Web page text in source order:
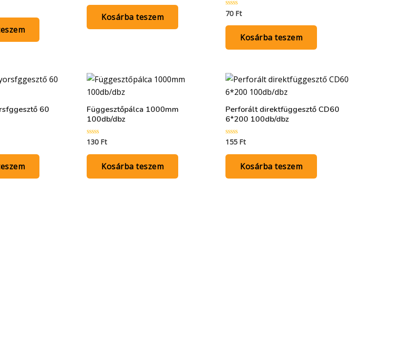
/
Kosárba teszem
Értékelés:
/
70 Ft
Kosárba teszem
60
Függesztőpálca 1000mm
100db/dbz
Értékelés:
/
130 Ft
Kosárba teszem
Perforált direktfüggesztő CD60
6*200 100db/dbz
Értékelés:
/
155 Ft
Kosárba teszem